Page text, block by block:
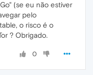
(se eu não estiver
pelo
o risco é o
? Obrigado.
0